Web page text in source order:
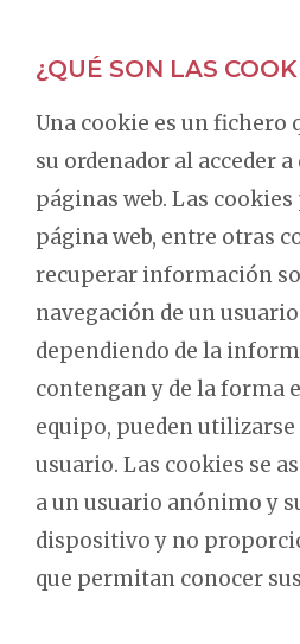
¿QUÉ SON LAS
Una cookie es un fichero
su ordenador al acceder
páginas web. Las
página web, entre otras
recuperar información
navegación de un usuario
dependiendo de la
contengan y de la forma
equipo, pueden
usuario. Las cookies se
a un usuario anónimo y
dispositivo y no
que permitan conocer